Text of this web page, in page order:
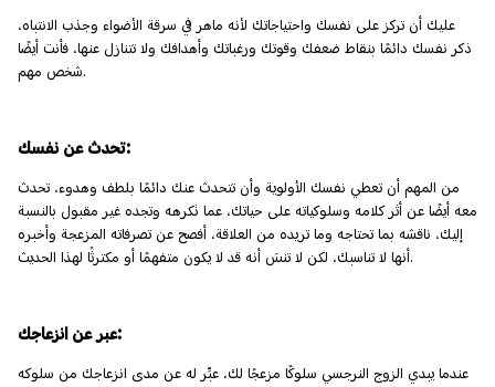
عليك أن تركز على نفسك واحتياجاتك لأنه ماهر في سرقة الأضواء وجذب الانتباه،
ذكر نفسك دائمًا بنقاط ضعفك وقوتك ورغباتك وأهدافك ولا تتنازل عنها، فأنت أيضًا
شخص مهم.
تحدث عن نفسك:
من المهم أن تعطي نفسك الأولوية وأن تتحدث عنك دائمًا بلطف وهدوء، تحدث
معه أيضًا عن أثر كلامه وسلوكياته على حياتك، عما تكرهه وتجده غير مقبول بالنسبة
إليك، ناقشه بما تحتاجه وما تريده من العلاقة، أفصح عن تصرفاته المزعجة وأخبره
أنها لا تناسبك، لكن لا تنسَ أنه قد لا يكون متفهمًا أو مكترثًا لهذا الحديث.
عبر عن انزعاجك:
عندما يبدي الزوج النرجسي سلوكًا مزعجًا لك، عبِّر له عن مدى انزعاجك من سلوكه